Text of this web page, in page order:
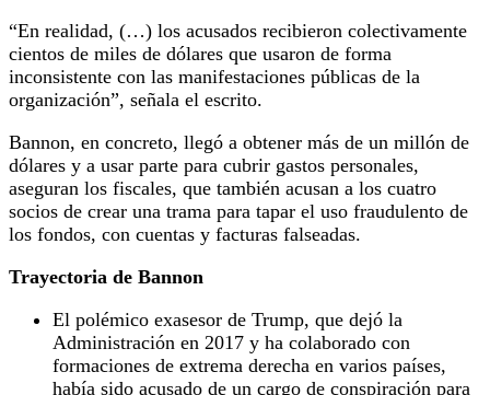
“En realidad, (…) los acusados recibieron colectivamente
cientos de miles de dólares que usaron de forma
inconsistente con las manifestaciones públicas de la
organización”, señala el escrito.
Bannon, en concreto, llegó a obtener más de un millón de
dólares y a usar parte para cubrir gastos personales,
aseguran los fiscales, que también acusan a los cuatro
socios de crear una trama para tapar el uso fraudulento de
los fondos, con cuentas y facturas falseadas.
Trayectoria de Bannon
El polémico exasesor de Trump, que dejó la
Administración en 2017 y ha colaborado con
formaciones de extrema derecha en varios países,
había sido acusado de un cargo de conspiración para